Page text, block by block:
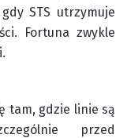
STS utrzymuje
Fortuna zwykle
tam, gdzie linie są
przed